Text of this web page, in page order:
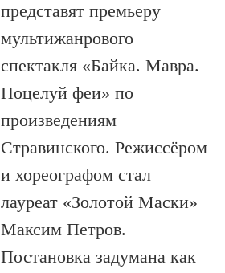
представят премьеру
мультижанрового
спектакля «Байка. Мавра.
Поцелуй феи» по
произведениям
Стравинского. Режиссёром
и хореографом стал
лауреат «Золотой Маски»
Максим Петров.
Постановка задумана как